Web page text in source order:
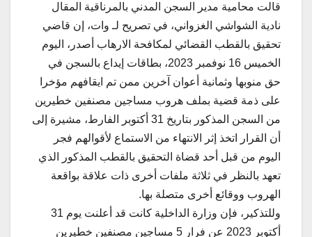
قالت محامية مدير السجن المدني بالمرناقية المقال
نادية الشواشي الغزواني، في تصريح لـ وات، إن قاضي
تحقيق بالقطب القضائي لمكافحة الارهاب أصدر، اليوم
الخميس 16 نوفمبر 2023، بطاقات إيداع بالسجن في
حق منوبها وثمانية أعوان آخرين ممن تم ايقافهم مؤخرا
على ذمة قضية بملف هروب مساجين مصنفين خطيرين
من السجن المذكور بتاريخ 31 أكتوبر الفارط، مشيرة إلى
أن القرار اتخذ إثر الانتهاء من الاستماع لأقوالهم فجر
اليوم من قبل أحد قضاة التحقيق بالقطب المذكور الذي
تعهد بالنظر في ثلاثة ملفات أخرى ذات علاقة بواقعة
الهروب ووقائع أخرى متصلة بها.
وللتذكير، فإن وزارة الداخلية كانت قد أعلنت يوم 31
أكتوبر 2023 عن فرار 5 مساجين مصنفين خطيرين